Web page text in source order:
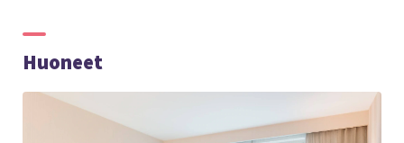
Huoneet